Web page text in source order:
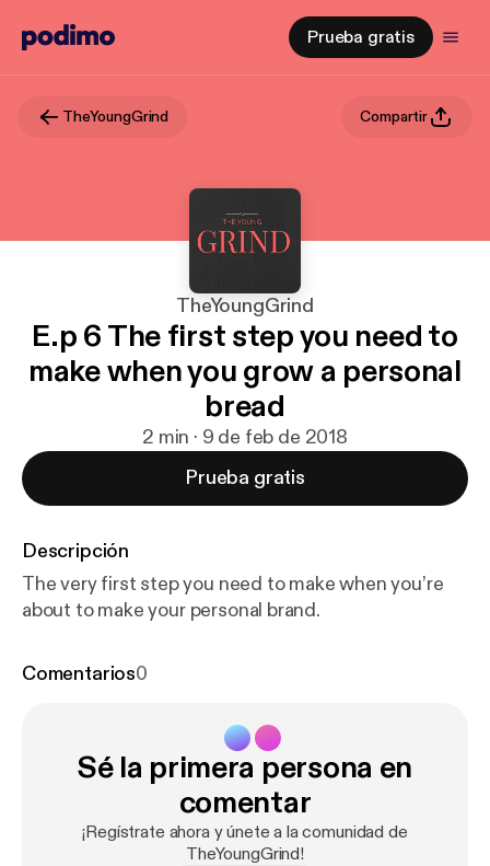
Prueba gratis
TheYoungGrind Compartir
TheYoungGrind
E.p 6 The first step you need to
make when you grow a personal
bread
2 min · 9 de feb de 2018
Prueba gratis
Descripción
The very first step you need to make when you’re
about to make your personal brand.
Comentarios0
Sé la primera persona en
comentar
¡Regístrate ahora y únete a la comunidad de
TheYoungGrind!